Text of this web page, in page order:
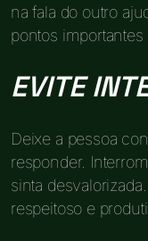
na fala do outro
pontos
EVITE
Deixe a pessoa
responder.
sinta
respeitoso e